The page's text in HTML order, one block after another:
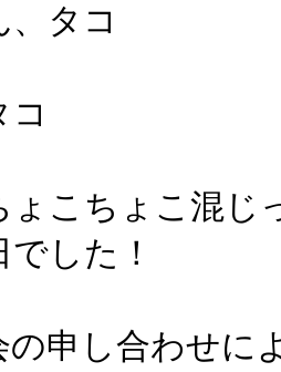
、タコ
コ
ょこちょこ混じ
した！
の申し合わせに